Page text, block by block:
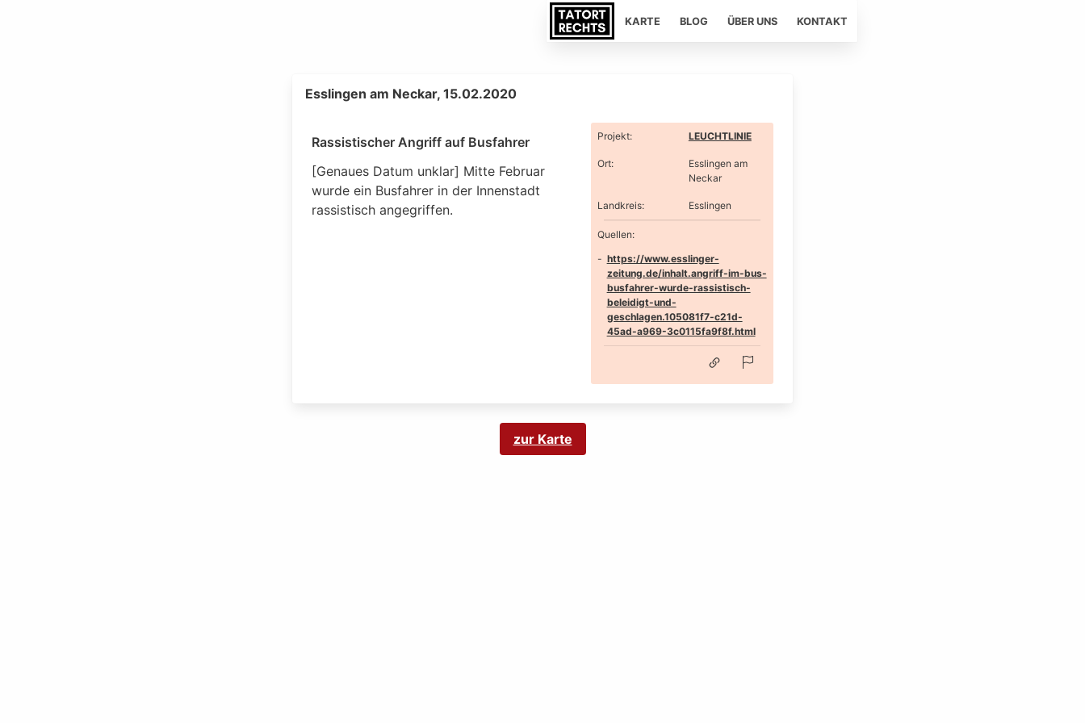
KARTE BLOG ÜBER UNS KONTAKT
Esslingen am Neckar, 15.02.2020
Rassistischer Angriff auf Busfahrer
[Genaues Datum unklar] Mitte Februar
wurde ein Busfahrer in der Innenstadt
rassistisch angegriffen.
Projekt: LEUCHTLINIE
Ort:
Esslingen am
Neckar
Landkreis: Esslingen
Quellen:
https://www.esslinger-
zeitung.de/inhalt.angriff-im-bus-
busfahrer-wurde-rassistisch-
beleidigt-und-
geschlagen.105081f7-c21d-
45ad-a969-3c0115fa9f8f.html
zur Karte